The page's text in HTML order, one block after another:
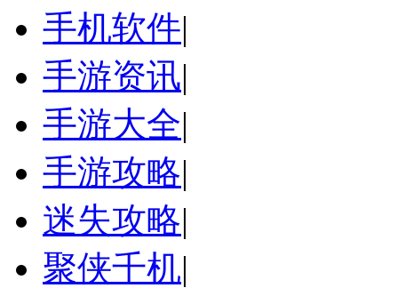
手机软件|
手游资讯|
手游大全|
手游攻略|
迷失攻略|
聚侠千机|